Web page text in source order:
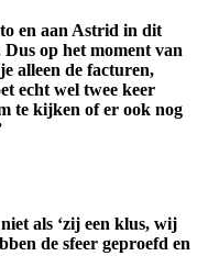
en aan Astrid in dit
Dus op het moment
je alleen de facturen,
echt wel twee keer
om te kijken of er ook